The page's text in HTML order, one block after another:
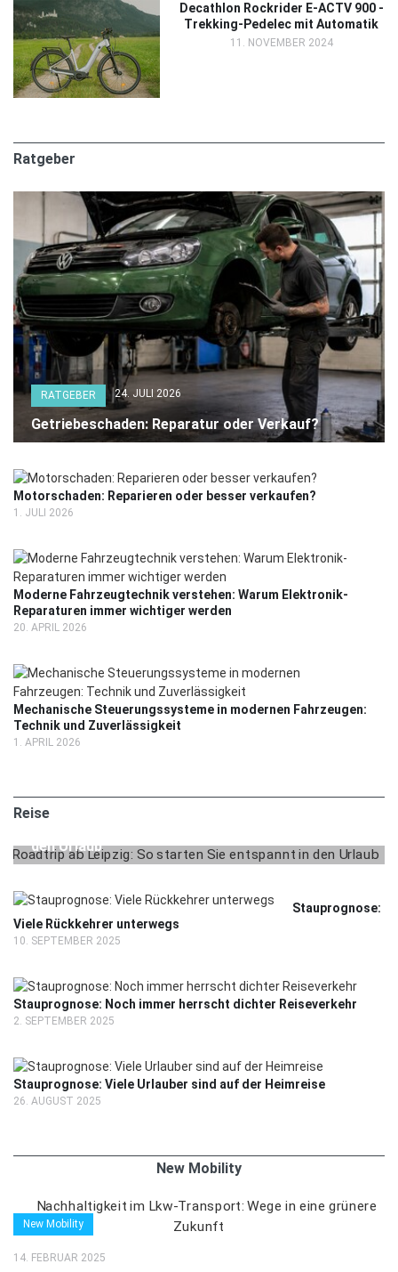
Decathlon Rockrider E-ACTV 900 -
Trekking-Pedelec mit Automatik
11. NOVEMBER 2024
Ratgeber
RATGEBER 24. JULI 2026
Getriebeschaden: Reparatur oder Verkauf?
Motorschaden: Reparieren oder besser verkaufen?
1. JULI 2026
Moderne Fahrzeugtechnik verstehen: Warum Elektronik-
Reparaturen immer wichtiger werden
20. APRIL 2026
Mechanische Steuerungssysteme in modernen Fahrzeugen:
Technik und Zuverlässigkeit
1. APRIL 2026
Reise
REISE 2. MAI 2025
den Urlaub
Stauprognose:
Viele Rückkehrer unterwegs
10. SEPTEMBER 2025
Stauprognose: Noch immer herrscht dichter Reiseverkehr
2. SEPTEMBER 2025
Stauprognose: Viele Urlauber sind auf der Heimreise
26. AUGUST 2025
New Mobility
New Mobility
14. FEBRUAR 2025